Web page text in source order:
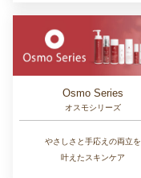
Osmo Series
オスモシリーズ
やさしさと手応えの両立を
叶えたスキンケア